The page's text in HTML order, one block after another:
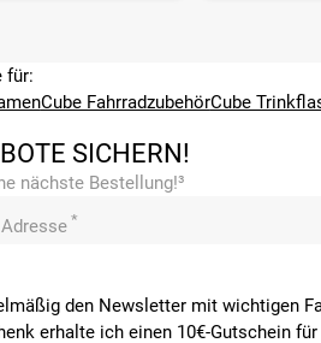
für:
Cube FahrradzubehörCube
SICHERN!
nächste Bestellung!³
*
den Newsletter mit wichtigen
erhalte ich einen 10€-Gutschein